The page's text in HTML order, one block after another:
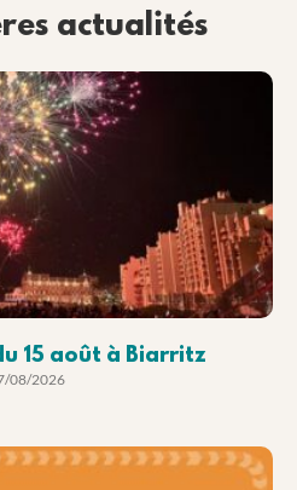
actualités
15 août à Biarritz
08/2026